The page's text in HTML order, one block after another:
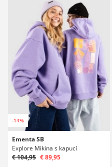
-14%
Ementa SB
Explore Mikina s kapucí
€ 104,95 € 89,95